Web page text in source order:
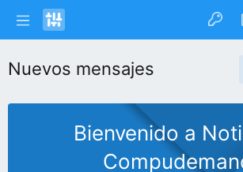
Nuevos mensajes
Bienvenido a